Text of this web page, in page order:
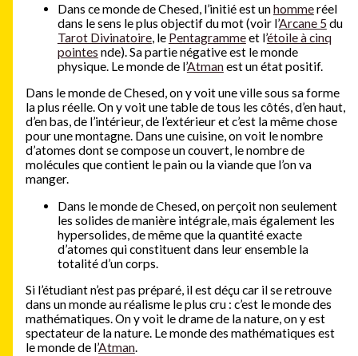
Dans ce monde de Chesed, l’initié est unhommeréel
dans le sens le plus objectif du mot (voir l’Arcane 5 du
Tarot Divinatoire, le Pentagrammeet l’étoile à cinq
pointes nde). Sa partie négative est le monde
physique. Le monde de l’Atmanest un état positif.
Dans le monde de Chesed, on y voit une ville sous sa forme
la plus réelle. On y voit une table de tous les côtés, d’en haut,
d’en bas, de l’intérieur, de l’extérieur et c’est la même chose
pour une montagne. Dans une cuisine, on voit le nombre
d’atomes dont se compose un couvert, le nombre de
molécules que contient le pain ou la viande que l’on va
manger.
Dans le monde de Chesed, on perçoit non seulement
les solides de manière intégrale, mais également les
hypersolides, de même que la quantité exacte
d’atomes qui constituent dans leur ensemble la
totalité d’un corps.
Si l’étudiant n’est pas préparé, il est déçu car il se retrouve
dans un monde au réalisme le plus cru : c’est le monde des
mathématiques. On y voit le drame de la nature, on y est
spectateur de la nature. Le monde des mathématiques est
le monde de l’Atman.